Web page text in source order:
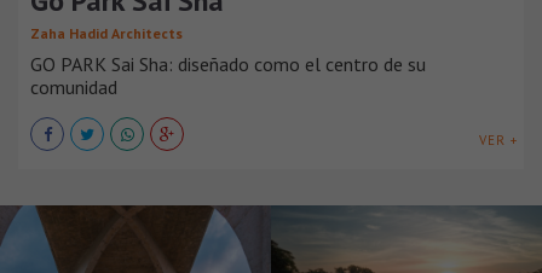
Zaha Hadid Architects
GO PARK Sai Sha: diseñado como el centro de su
comunidad
VER +